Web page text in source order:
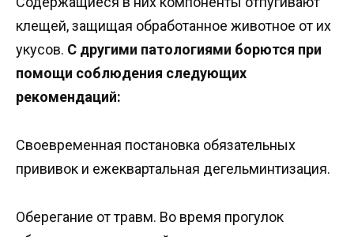
клещей, защищая обработанное животное от их
укусов. С другими патологиями борются при
помощи соблюдения следующих
рекомендаций:
Своевременная постановка обязательных
прививок и ежеквартальная дегельминтизация.
Оберегание от травм. Во время прогулок